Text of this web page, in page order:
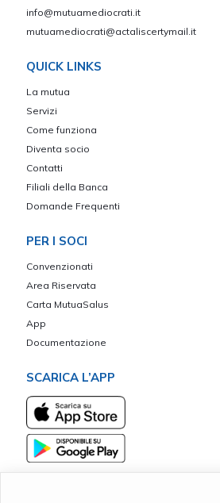
info@mutuamediocrati.it
mutuamediocrati@actaliscertymail.it
QUICK LINKS
La mutua
Servizi
Come funziona
Diventa socio
Contatti
Filiali della Banca
Domande Frequenti
PER I SOCI
Convenzionati
Area Riservata
Carta MutuaSalus
App
Documentazione
SCARICA L’APP